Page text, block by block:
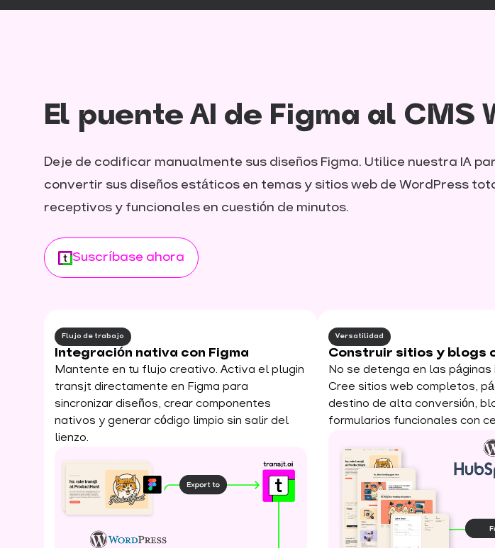
El puente AI de Figma al CMS
Deje de codificar manualmente sus diseños Figma. Utilice nuestra IA
convertir sus diseños estáticos en temas y sitios web de WordPress
receptivos y funcionales en cuestión de minutos.
Suscríbase ahora
Flujo de trabajo
Integración nativa con Figma
Mantente en tu flujo creativo. Activa el plugin
transjt directamente en Figma para
sincronizar diseños, crear componentes
nativos y generar código limpio sin salir del
lienzo.
Versatilidad
Construir sitios y blogs
No se detenga en las páginas
Cree sitios web completos,
destino de alta conversión,
formularios funcionales con